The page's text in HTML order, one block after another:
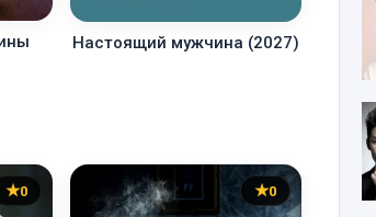
Настоящий мужчина (2027)
0 0